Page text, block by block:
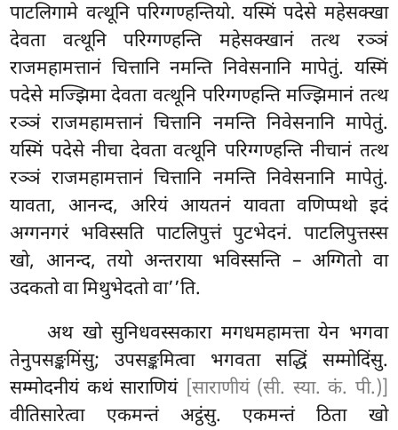
पाटलिगामे वत्थूनि परिग्गण्हन्तियो. यस्मिं पदेसे महेसक्खा
देवता वत्थूनि परिग्गण्हन्ति महेसक्खानं तत्थ रञ्ञं
राजमहामत्तानं चित्तानि नमन्ति निवेसनानि मापेतुं. यस्मिं
पदेसे मज्झिमा देवता वत्थूनि परिग्गण्हन्ति मज्झिमानं तत्थ
रञ्ञं राजमहामत्तानं चित्तानि नमन्ति निवेसनानि मापेतुं.
यस्मिं पदेसे नीचा देवता वत्थूनि परिग्गण्हन्ति नीचानं तत्थ
रञ्ञं राजमहामत्तानं चित्तानि नमन्ति निवेसनानि मापेतुं.
यावता, आनन्द, अरियं आयतनं यावता वणिप्पथो इदं
अग्गनगरं भविस्सति पाटलिपुत्तं पुटभेदनं. पाटलिपुत्तस्स
खो, आनन्द, तयो अन्तराया भविस्सन्ति – अग्गितो वा
उदकतो वा मिथुभेदतो वा’’ति.
अथ खो सुनिधवस्सकारा मगधमहामत्ता येन भगवा
तेनुपसङ्कमिंसु; उपसङ्कमित्वा भगवता सद्धिं सम्मोदिंसु.
सम्मोदनीयं कथं साराणियं [साराणीयं (सी. स्या. कं. पी.)]
वीतिसारेत्वा एकमन्तं अट्ठंसु. एकमन्तं ठिता खो